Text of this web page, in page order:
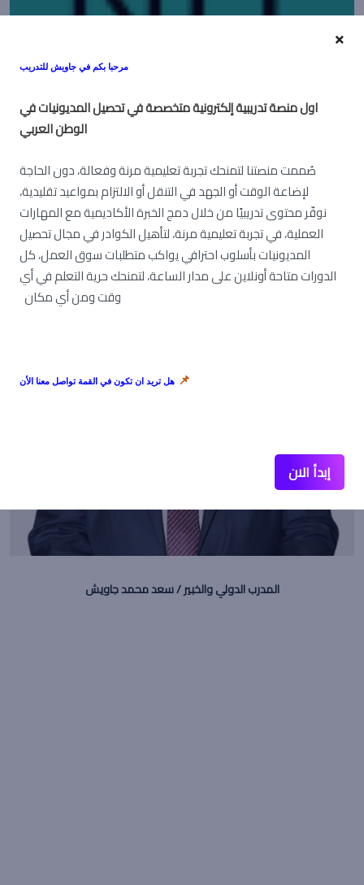
number4shoes
المدرب الدولي والخبير / سعد محمد جاويش
مرحبا بكم في جاويش للتدريب
اول منصة تدريبية إلكترونية متخصصة في تحصيل المديونيات في
الوطن العربي
صُممت منصتنا لتمنحك تجربة تعليمية مرنة وفعالة، دون الحاجة
لإضاعة الوقت أو الجهد في التنقل أو الالتزام بمواعيد تقليدية،
نوفّر محتوى تدريبيًا من خلال دمج الخبرة الأكاديمية مع المهارات
العملية، في تجربة تعليمية مرنة، لتأهيل الكوادر في مجال تحصيل
المديونيات بأسلوب احترافي يواكب متطلبات سوق العمل، كل
الدورات متاحة أونلاين على مدار الساعة، لتمنحك حرية التعلم في أي
وقت ومن أي مكان
📌 هل تريد ان تكون في القمة تواصل معنا الأن
إبدأ الان